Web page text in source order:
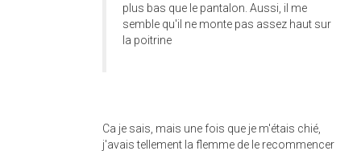
plus bas que le pantalon. Aussi, il me
semble qu'il ne monte pas assez haut sur
la poitrine
Ca je sais, mais une fois que je m'étais chié,
j'avais tellement la flemme de le recommencer